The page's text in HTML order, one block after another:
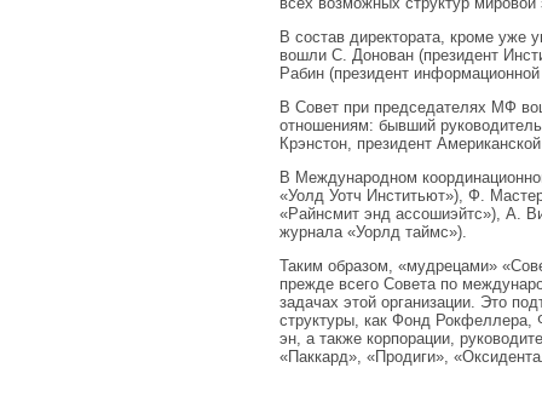
В состав директората, кроме
вошли С. Донован (президент
Рабин (президент
В Совет при председателях МФ
отношениям: бывший
Крэнстон, президент
В Международном
«Уолд Уотч Инститьют»), Ф.
«Райнсмит энд ассошиэйтс»), А.
журнала «Уорлд таймс»).
Таким образом, «мудрецами»
прежде всего Совета по
задачах этой организации. Это
структуры, как Фонд Рокфеллера,
эн, а также корпорации,
«Паккард», «Продиги»,